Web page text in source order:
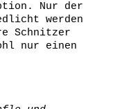
Nur der
werden
Schnitzer
nur einen